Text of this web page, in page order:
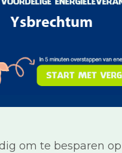
om te besparen